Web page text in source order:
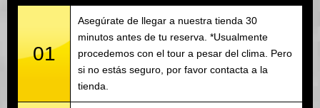
01
Asegúrate de llegar a nuestra tienda 30
minutos antes de tu reserva. *Usualmente
procedemos con el tour a pesar del clima. Pero
si no estás seguro, por favor contacta a la
tienda.